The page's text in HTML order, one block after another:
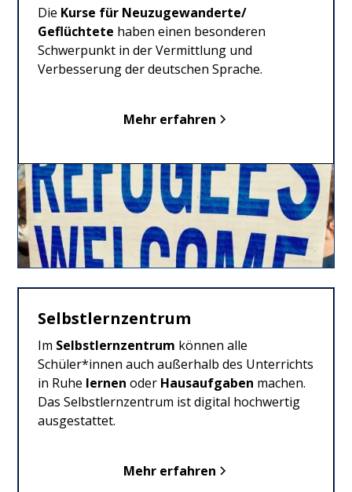
Die Kurse für Neuzugewanderte/
Geflüchtete haben einen besonderen
Schwerpunkt in der Vermittlung und
Verbesserung der deutschen Sprache.
Mehr erfahren
Selbstlernzentrum
Im Selbstlernzentrum können alle
Schüler*innen auch außerhalb des Unterrichts
in Ruhe lernenoder Hausaufgaben machen.
Das Selbstlernzentrum ist digital hochwertig
ausgestattet.
Mehr erfahren